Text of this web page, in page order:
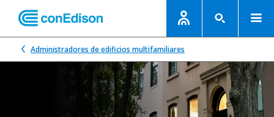
Administradores de edificios multifamiliares